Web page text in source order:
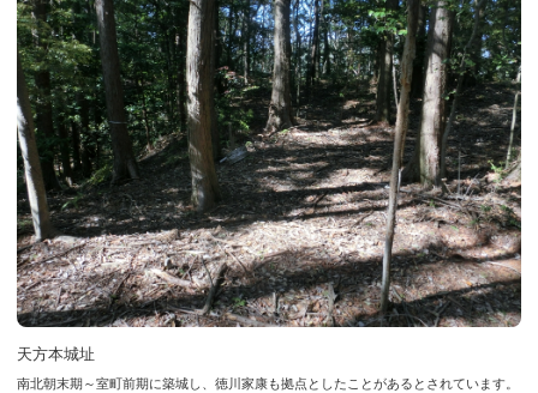
天方本城址
南北朝末期～室町前期に築城し、徳川家康も拠点としたことがあるとされています。